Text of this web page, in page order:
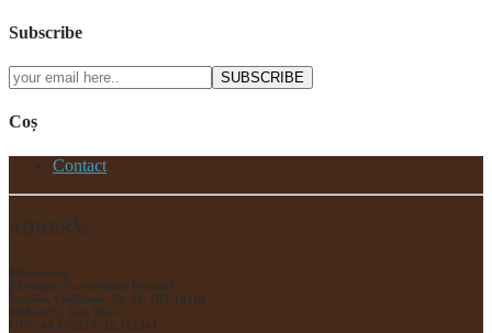
Subscribe
SUBSCRIBE
Coș
Contact
ADRESĂ:
Mânăstirea
Părinţilor Carmelitani Desculţi
Sat/Sos. Ciofliceni, Nr. 54, (DJ 101B)
SNAGOV, Jud. Ilfov
GPS: 44.675223, 26.112341